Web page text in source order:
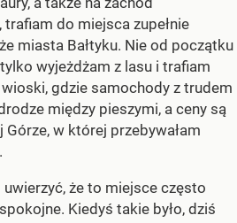
do miejsca zupełnie
miasta Bałtyku. Nie od początku
wyjeżdżam z lasu i trafiam
gdzie samochody z trudem
między pieszymi, a ceny są
w której przebywałam
że to miejsce często
Kiedyś takie było, dziś